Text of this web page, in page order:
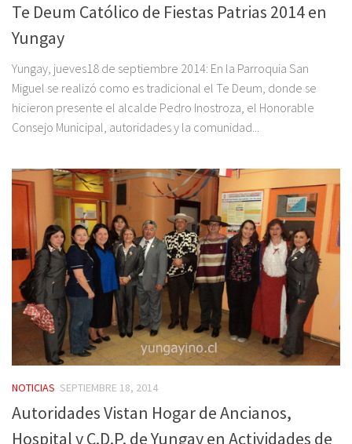
Te Deum Católico de Fiestas Patrias 2014 en
Yungay
Yungay, jueves18 de septiembre 2014: En la Parroquia San
Miguel se realizó como es tradicional el Te Deum, donde se
hicieron presente el alcalde Pedro Inostroza, el Honorable
Consejo Municipal, autoridades y la comunidad...
NOTICIAS SEPTIEMBRE 18, 2014
Autoridades Vistan Hogar de Ancianos,
Hospital y C.D.P. de Yungay en Actividades de